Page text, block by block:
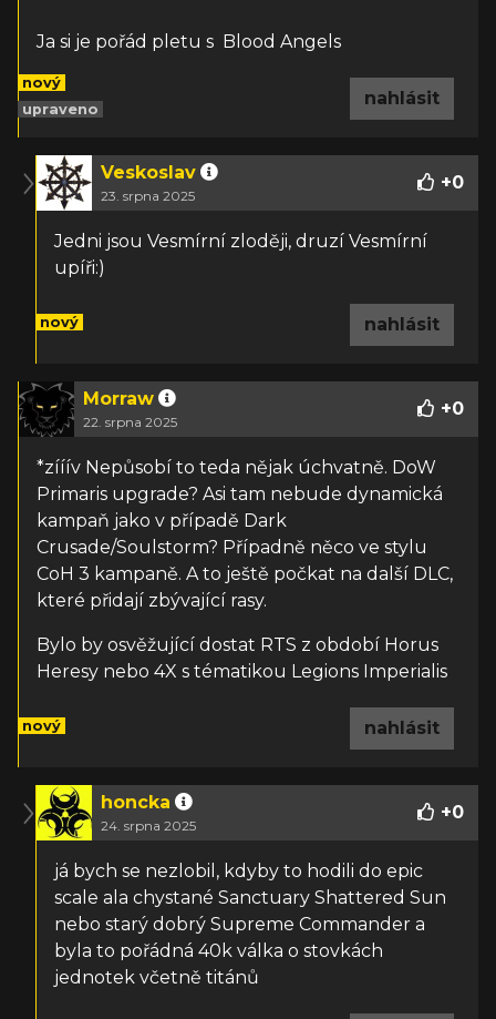
Ja si je pořád pletu s Blood Angels
nový
upraveno
nahlásit
Veskoslav
23. srpna 2025
+0
Jedni jsou Vesmírní zloději, druzí Vesmírní
upíři:)
nový nahlásit
Morraw
22. srpna 2025
+0
*zííív Nepůsobí to teda nějak úchvatně. DoW
Primaris upgrade? Asi tam nebude dynamická
kampaň jako v případě Dark
Crusade/Soulstorm? Případně něco ve stylu
CoH 3 kampaně. A to ještě počkat na další DLC,
které přidají zbývající rasy.
Bylo by osvěžující dostat RTS z období Horus
Heresy nebo 4X s tématikou Legions Imperialis
nový nahlásit
honcka
24. srpna 2025
+0
já bych se nezlobil, kdyby to hodili do epic
scale ala chystané Sanctuary Shattered Sun
nebo starý dobrý Supreme Commander a
byla to pořádná 40k válka o stovkách
jednotek včetně titánů